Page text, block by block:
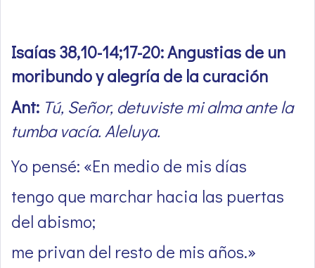
Isaías 38,10-14;17-20: Angustias de un
moribundo y alegría de la curación
Ant: Tú, Señor, detuviste mi alma ante la
tumba vacía. Aleluya.
Yo pensé: «En medio de mis días
tengo que marchar hacia las puertas
del abismo;
me privan del resto de mis años.»